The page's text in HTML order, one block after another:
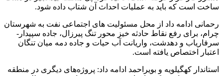
ساخت است که باید به عملیات احداث آن شتاب داده شود.
رحمانی ادامه داد از محل مسئولیت های اجتماعی نفت به شهرستان
چرام، برای رفع نقاط حادثه خیز محور تنگ پیرزال، جاده سپیدار-
سرفاریاب و دهدشت، واریانت آب حیات و جاده دمه میان تنگان
اعتبار اختصاص یافته است.
استاندار کهگیلویه و بویراحمد ادامه داد: پروژه‌های دیگری در منطقه